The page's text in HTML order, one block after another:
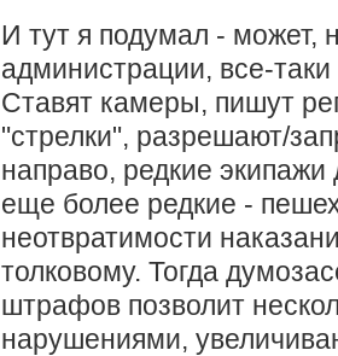
И тут я подумал - может,
администрации, все-
Ставят камеры, пишут
"стрелки", разрешают/
направо, редкие
еще более редкие -
неотвратимости
толковому. Тогда
штрафов позволит
нарушениями,